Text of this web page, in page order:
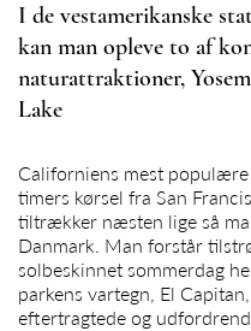
I de vestamerikanske
kan man opleve to af
naturattraktioner,
Lake
Californiens mest
timers kørsel fra San
tiltrækker næsten lige så
Danmark. Man forstår
solbeskinnet sommerdag
parkens vartegn, El
eftertragtede og